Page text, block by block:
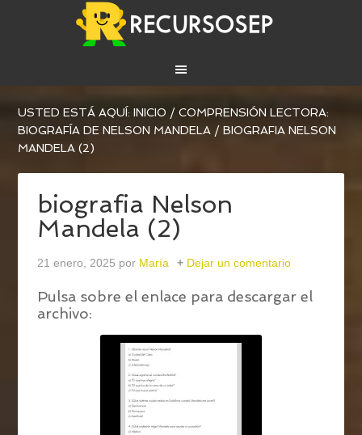
USTED ESTÁ AQUÍ:INICIO / COMPRENSIÓN LECTORA:
BIOGRAFÍA DE NELSON MANDELA / BIOGRAFIA NELSON
MANDELA (2)
biografia Nelson
Mandela (2)
21 enero, 2025 por María Dejar un comentario
Pulsa sobre el enlace para descargar el
archivo: